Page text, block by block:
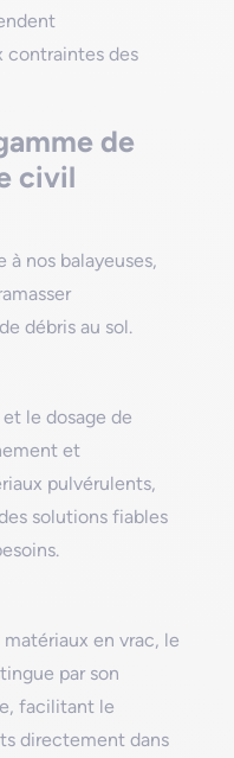
contraintes des
de
civil
nos balayeuses,
débris au sol.
le dosage de
et
pulvérulents,
solutions fiables
en vrac, le
par son
facilitant le
directement dans